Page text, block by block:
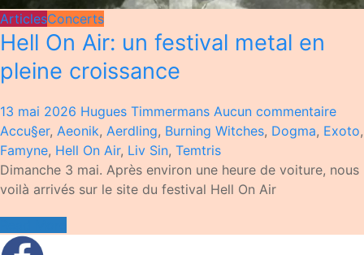
ArticlesConcerts
Hell On Air: un festival metal en
pleine croissance
13 mai 2026 Hugues Timmermans Aucun commentaire
Accu§er, Aeonik, Aerdling, Burning Witches, Dogma, Exoto,
Famyne, Hell On Air, Liv Sin, Temtris
Dimanche 3 mai. Après environ une heure de voiture, nous
voilà arrivés sur le site du festival Hell On Air